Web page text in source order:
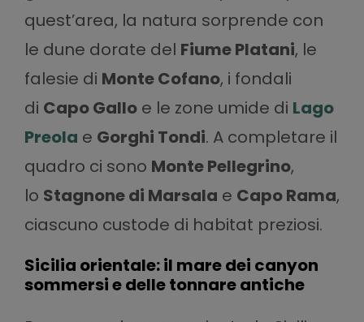
quest’area, la natura sorprende con
le dune dorate del Fiume Platani, le
falesie di Monte Cofano, i fondali
di Capo Galloe le zone umide di Lago
Preola e Gorghi Tondi. A completare il
quadro ci sono Monte Pellegrino,
lo Stagnone di Marsala e Capo Rama,
ciascuno custode di habitat preziosi.
Sicilia orientale: il mare dei canyon
sommersi e delle tonnare antiche